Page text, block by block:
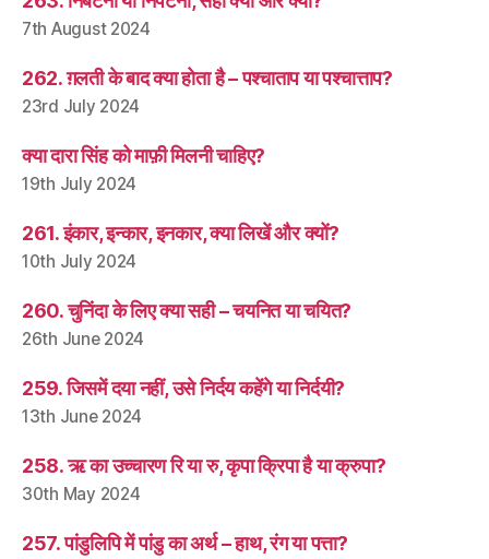
7th August 2024
262. ग़लती के बाद क्या होता है – पश्चाताप या पश्चात्ताप?
23rd July 2024
क्या दारा सिंह को माफ़ी मिलनी चाहिए?
19th July 2024
261. इंकार, इन्कार, इनकार, क्या लिखें और क्यों?
10th July 2024
260. चुनिंदा के लिए क्या सही – चयनित या चयित?
26th June 2024
259. जिसमें दया नहीं, उसे निर्दय कहेंगे या निर्दयी?
13th June 2024
258. ऋ का उच्चारण रि या रु, कृपा क्रिपा है या क्रुपा?
30th May 2024
257. पांडुलिपि में पांडु का अर्थ – हाथ, रंग या पत्ता?